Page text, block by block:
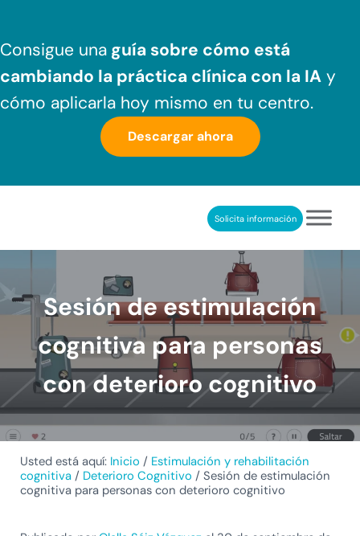
Consigue una guía sobre cómo está
cambiando la práctica clínica con la IA y
cómo aplicarla hoy mismo en tu centro.
Descargar ahora
REHABILITACIÓN COGNITIVA PROFESIONALSolicita información
Sesión de estimulación
cognitiva para personas
con deterioro cognitivo
Usted está aquí: Inicio / Estimulación y rehabilitación
cognitiva / Deterioro Cognitivo / Sesión de estimulación
cognitiva para personas con deterioro cognitivo